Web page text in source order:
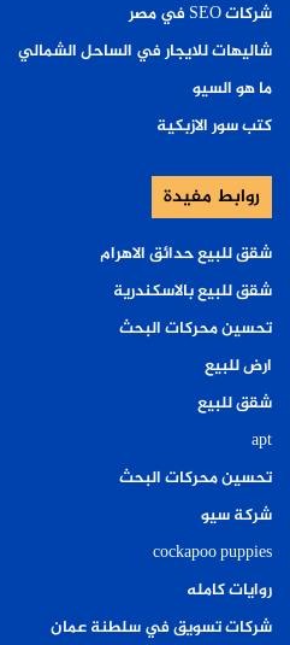
شركات SEO في مصر
شاليهات للايجار في الساحل الشمالي
ما هو السيو
كتب سور الازبكية
روابط مفيدة
شقق للبيع حدائق الاهرام
شقق للبيع بالاسكندرية
تحسين محركات البحث
ارض للبيع
شقق للبيع
apt
تحسين محركات البحث
شركة سيو
cockapoo puppies
روايات كامله
شركات تسويق في سلطنة عمان